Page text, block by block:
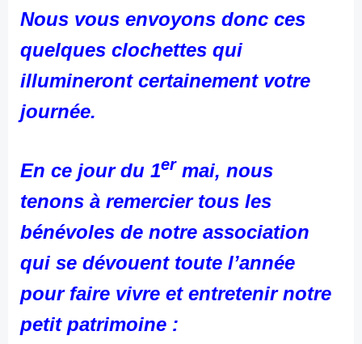
Nous vous envoyons donc ces
quelques clochettes qui
illumineront certainement votre
journée.
En ce jour du 1ermai, nous
tenons à remercier tous les
bénévoles de notre association
qui se dévouent toute l’année
pour faire vivre et entretenir notre
petit patrimoine :